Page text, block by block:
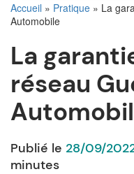
Accueil » Pratique » La
Automobile
La
réseau
Publié le 28/09/
minutes